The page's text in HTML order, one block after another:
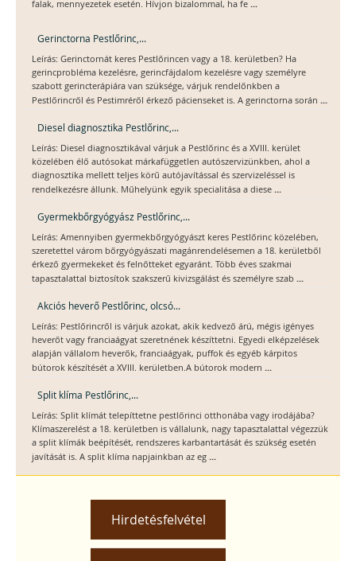
falak, mennyezetek esetén. Hívjon bizalommal, ha fe ...
Gerinctorna Pestlőrinc,...
Leírás: Gerinctornát keres Pestlőrincen vagy a 18. kerületben? Ha
gerincprobléma kezelésre, gerincfájdalom kezelésre vagy személyre
szabott gerincterápiára van szüksége, várjuk rendelőnkben a
Pestlőrincről és Pestimréről érkező pácienseket is. A gerinctorna során ...
Diesel diagnosztika Pestlőrinc,...
Leírás: Diesel diagnosztikával várjuk a Pestlőrinc és a XVIII. kerület
közelében élő autósokat márkafüggetlen autószervizünkben, ahol a
diagnosztika mellett teljes körű autójavítással és szervizeléssel is
rendelkezésre állunk. Műhelyünk egyik specialitása a diese ...
Gyermekbőrgyógyász Pestlőrinc,...
Leírás: Amennyiben gyermekbőrgyógyászt keres Pestlőrinc közelében,
szeretettel várom bőrgyógyászati magánrendelésemen a 18. kerületből
érkező gyermekeket és felnőtteket egyaránt. Több éves szakmai
tapasztalattal biztosítok szakszerű kivizsgálást és személyre szab ...
Akciós heverő Pestlőrinc, olcsó...
Leírás: Pestlőrincről is várjuk azokat, akik kedvező árú, mégis igényes
heverőt vagy franciaágyat szeretnének készíttetni. Egyedi elképzelések
alapján vállalom heverők, franciaágyak, puffok és egyéb kárpitos
bútorok készítését a XVIII. kerületben.A bútorok modern ...
Split klíma Pestlőrinc,...
Leírás: Split klímát telepíttetne pestlőrinci otthonába vagy irodájába?
Klímaszerelést a 18. kerületben is vállalunk, nagy tapasztalattal végezzük
a split klímák beépítését, rendszeres karbantartását és szükség esetén
javítását is. A split klíma napjainkban az eg ...
Hirdetésfelvétel